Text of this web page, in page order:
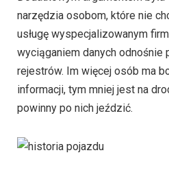
narzędzia osobom, które nie
usługę wyspecjalizowanym
wyciąganiem danych odnośnie
rejestrów. Im więcej osób ma
informacji, tym mniej jest na
powinny po nich jeździć.